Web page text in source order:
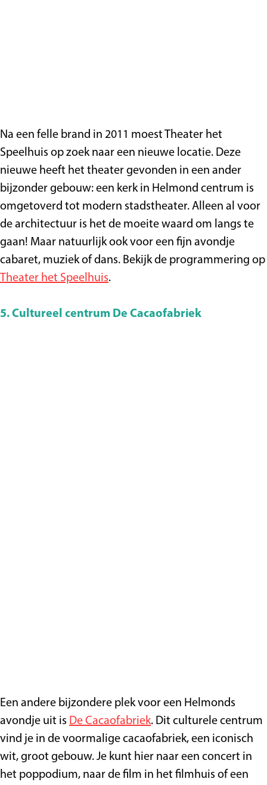
Na een felle brand in 2011 moest Theater het
Speelhuis op zoek naar een nieuwe locatie. Deze
nieuwe heeft het theater gevonden in een ander
bijzonder gebouw: een kerk in Helmond centrum is
omgetoverd tot modern stadstheater. Alleen al voor
de architectuur is het de moeite waard om langs te
gaan! Maar natuurlijk ook voor een fijn avondje
cabaret, muziek of dans. Bekijk de programmering op
Theater het Speelhuis.
5. Cultureel centrum De Cacaofabriek
Een andere bijzondere plek voor een Helmonds
avondje uit is De Cacaofabriek. Dit culturele centrum
vind je in de voormalige cacaofabriek, een iconisch
wit, groot gebouw. Je kunt hier naar een concert in
het poppodium, naar de film in het filmhuis of een